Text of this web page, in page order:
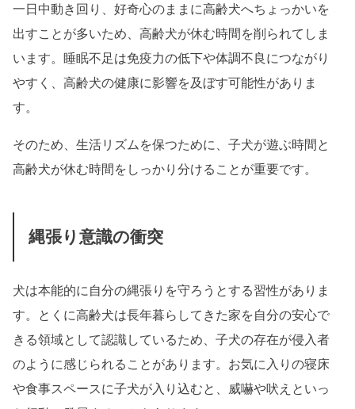
一日中動き回り、好奇心のままに高齢犬へちょっかいを
出すことが多いため、高齢犬が休む時間を削られてしま
います。睡眠不足は免疫力の低下や体調不良につながり
やすく、高齢犬の健康に影響を及ぼす可能性がありま
す。
そのため、生活リズムを保つために、子犬が遊ぶ時間と
高齢犬が休む時間をしっかり分けることが重要です。
縄張り意識の衝突
犬は本能的に自分の縄張りを守ろうとする習性がありま
す。とくに高齢犬は長年暮らしてきた家を自分の安心で
きる領域として認識しているため、子犬の存在が侵入者
のように感じられることがあります。お気に入りの寝床
や食事スペースに子犬が入り込むと、威嚇や吠えといっ